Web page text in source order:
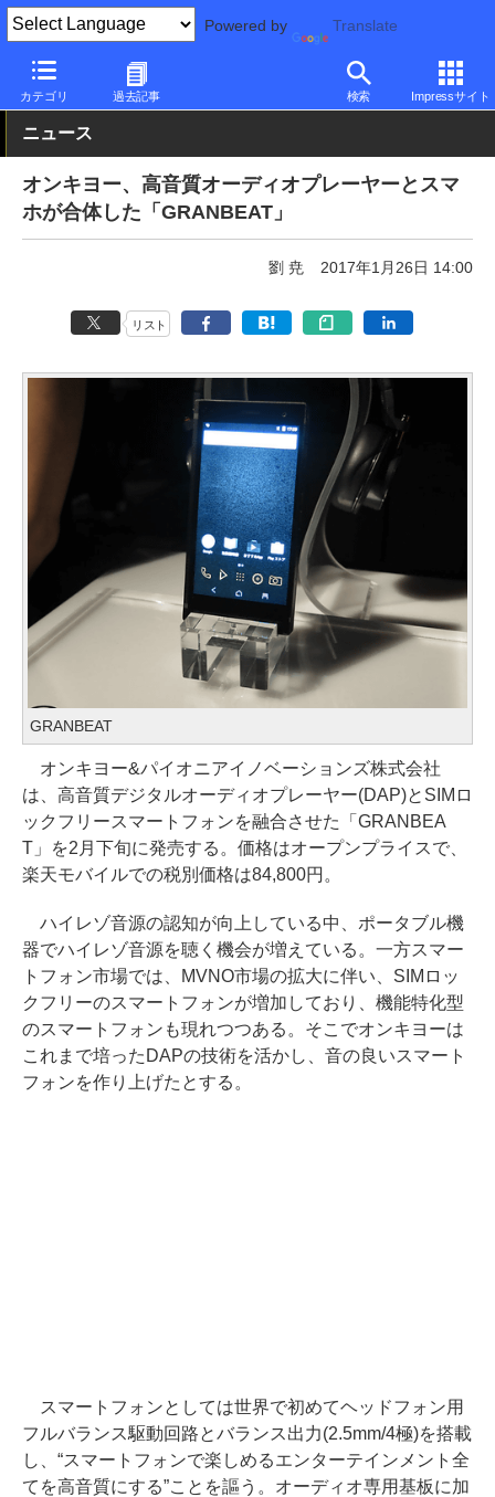
Powered by Translate
カテゴリ 過去記事 検索 Impressサイト
PC Watch パソコン/タブレット/スマートフォン スマートフォン
ニュース
オンキヨー、高音質オーディオプレーヤーとスマ
ホが合体した「GRANBEAT」
劉 尭 2017年1月26日 14:00
リスト
GRANBEAT
オンキヨー&パイオニアイノベーションズ株式会社
は、高音質デジタルオーディオプレーヤー(DAP)とSIMロ
ックフリースマートフォンを融合させた「GRANBEA
T」を2月下旬に発売する。価格はオープンプライスで、
楽天モバイルでの税別価格は84,800円。
ハイレゾ音源の認知が向上している中、ポータブル機
器でハイレゾ音源を聴く機会が増えている。一方スマー
トフォン市場では、MVNO市場の拡大に伴い、SIMロッ
クフリーのスマートフォンが増加しており、機能特化型
のスマートフォンも現れつつある。そこでオンキヨーは
これまで培ったDAPの技術を活かし、音の良いスマート
フォンを作り上げたとする。
スマートフォンとしては世界で初めてヘッドフォン用
フルバランス駆動回路とバランス出力(2.5mm/4極)を搭載
し、“スマートフォンで楽しめるエンターテインメント全
てを高音質にする”ことを謳う。オーディオ専用基板に加